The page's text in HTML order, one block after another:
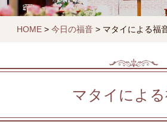
HOME > 今日の福音 > マタイによる福
マタイによ